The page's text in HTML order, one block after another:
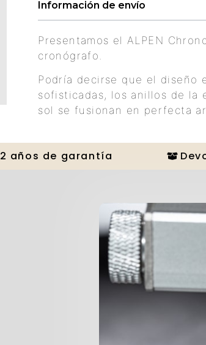
Información de envío
Presentamos el ALPEN
cronógrafo.
Podría decirse que el diseño
sofisticadas, los anillos de la
sol se fusionan en perfecta
2 años de garantía